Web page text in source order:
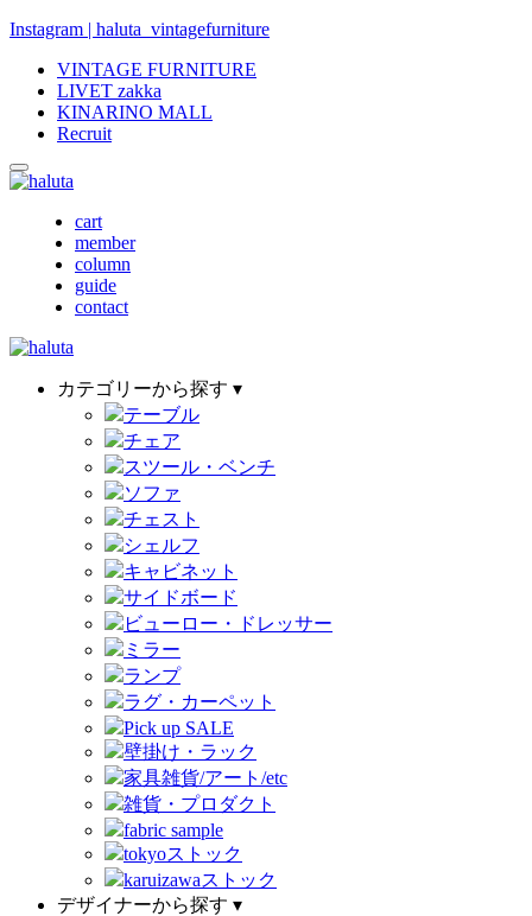
Instagram | haluta_vintagefurniture
VINTAGE FURNITURE
LIVET zakka
KINARINO MALL
Recruit
cart
member
column
guide
contact
カテゴリーから探す ▾
テーブル
チェア
スツール・ベンチ
ソファ
チェスト
シェルフ
キャビネット
サイドボード
ビューロー・ドレッサー
ミラー
ランプ
ラグ・カーペット
Pick up SALE
壁掛け・ラック
家具雑貨/アート/etc
雑貨・プロダクト
fabric sample
tokyoストック
karuizawaストック
デザイナーから探す ▾